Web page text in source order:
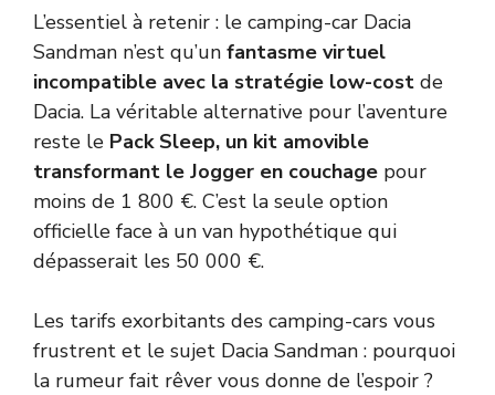
L’essentiel à retenir : le camping-car Dacia
Sandman n’est qu’un fantasme virtuel
incompatible avec la stratégie low-cost de
Dacia. La véritable alternative pour l’aventure
reste le Pack Sleep, un kit amovible
transformant le Jogger en couchage pour
moins de 1 800 €. C’est la seule option
officielle face à un van hypothétique qui
dépasserait les 50 000 €.
Les tarifs exorbitants des camping-cars vous
frustrent et le sujet Dacia Sandman : pourquoi
la rumeur fait rêver vous donne de l’espoir ?